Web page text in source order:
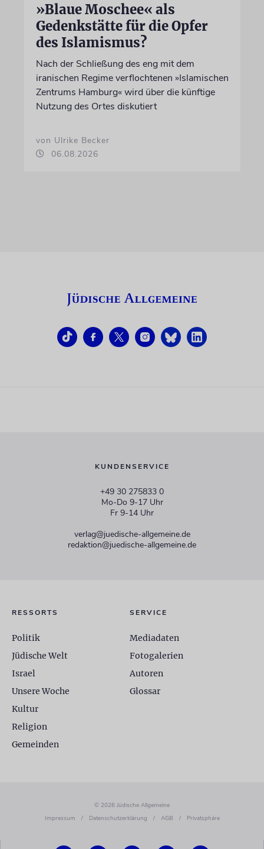
»Blaue Moschee« als
Gedenkstätte für die Opfer
des Islamismus?
Nach der Schließung des eng mit dem
iranischen Regime verflochtenen »Islamischen
Zentrums Hamburg« wird über die künftige
Nutzung des Ortes diskutiert
von Ulrike Becker
06.08.2026
KUNDENSERVICE
+49 30 275833 0
Mo-Do 9-17 Uhr
Fr 9-14 Uhr
verlag@juedische-allgemeine.de
redaktion@juedische-allgemeine.de
RESSORTS
Politik
Jüdische Welt
Israel
Unsere Woche
Kultur
Religion
Gemeinden
SERVICE
Mediadaten
Fotogalerien
Autoren
Glossar
© 2026 Jüdische Allgemeine
Impressum
/ Datenschutzerklärung / AGB / Privatsphäre